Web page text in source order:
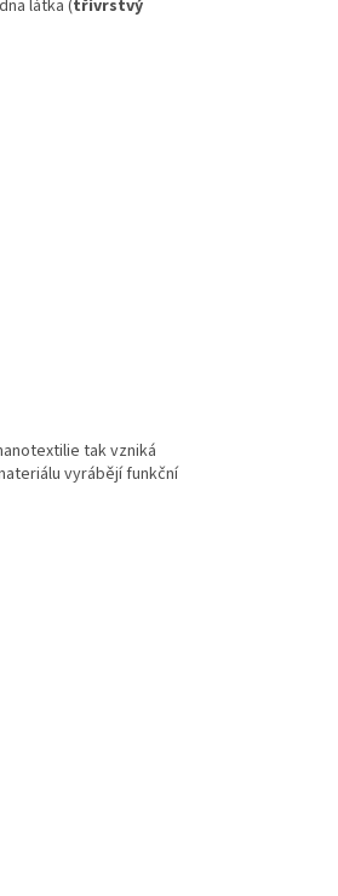
látka (třívrstvý
tak vzniká
vyrábějí funkční